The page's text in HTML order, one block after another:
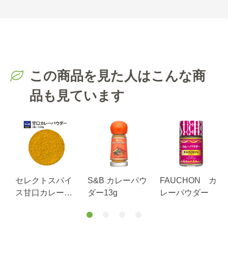
この商品を見た人はこんな商
品も見ています
セレクトスパイ
ス甘口カレーパ
S&B カレーパウ
ダー13g
FAUCHON カ
レーパウダー